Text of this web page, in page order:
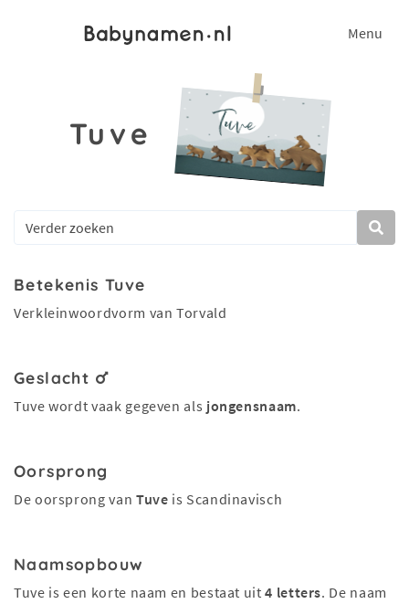
Menu
Tuve
Betekenis Tuve
Verkleinwoordvorm van Torvald
Geslacht
Tuve wordt vaak gegeven als jongensnaam.
Oorsprong
De oorsprong van Tuve is Scandinavisch
Naamsopbouw
Tuve is een korte naam en bestaat uit4 letters. De naam